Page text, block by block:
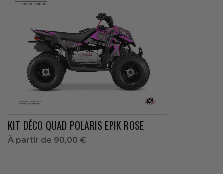
KIT DÉCO QUAD POLARIS EPIK ROSE
À partir de 90,00 €